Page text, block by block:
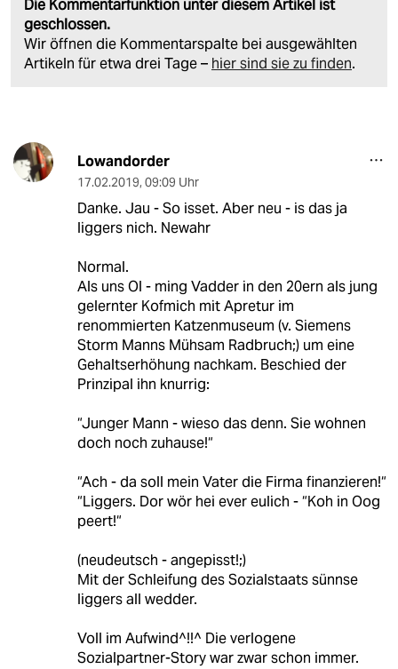
Die Kommentarfunktion unter diesem Artikel ist
geschlossen.
Wir öffnen die Kommentarspalte bei ausgewählten
Artikeln für etwa drei Tage – hier sind sie zu finden.
Lowandorder
17.02.2019, 09:09 Uhr
Danke. Jau - So isset. Aber neu - is das ja
liggers nich. Newahr
Normal.
Als uns Ol - ming Vadder in den 20ern als jung
gelernter Kofmich mit Apretur im
renommierten Katzenmuseum (v. Siemens
Storm Manns Mühsam Radbruch;) um eine
Gehaltserhöhung nachkam. Beschied der
Prinzipal ihn knurrig:
“Junger Mann - wieso das denn. Sie wohnen
doch noch zuhause!“
“Ach - da soll mein Vater die Firma finanzieren!“
“Liggers. Dor wör hei ever eulich - “Koh in Oog
peert!“
(neudeutsch - angepisst!;)
Mit der Schleifung des Sozialstaats sünnse
liggers all wedder.
Voll im Aufwind^!!^ Die verlogene
Sozialpartner-Story war zwar schon immer.